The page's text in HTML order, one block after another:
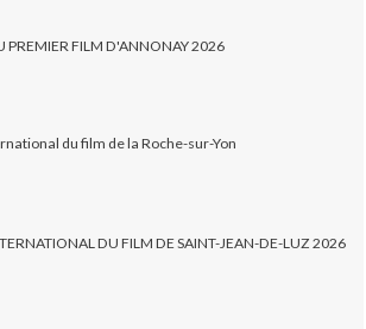
PREMIER FILM D'ANNONAY 2026
du film de la Roche-sur-Yon
DU FILM DE SAINT-JEAN-DE-LUZ 2026